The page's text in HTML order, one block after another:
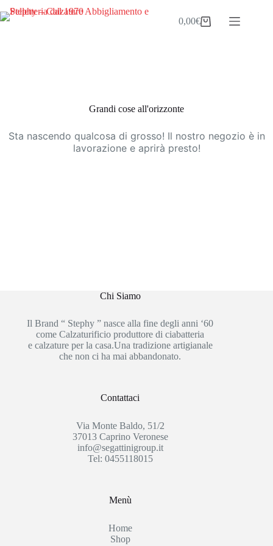
al
Carrello
0,00€
Grandi cose all'orizzonte
Sta nascendo qualcosa di grosso! Il nostro negozio è in
lavorazione e aprirà presto!
Chi Siamo
Il Brand “ Stephy ” nasce alla fine degli anni ‘60
come Calzaturificio produttore di ciabatteria
e calzature per la casa.Una tradizione artigianale
che non ci ha mai abbandonato.
Contattaci
Via Monte Baldo, 51/2
37013 Caprino Veronese
info@segattinigroup.it
Tel: 0455118015
Menù
Home
Shop